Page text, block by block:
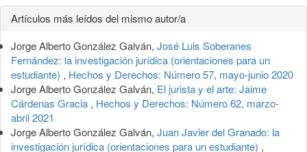
Detalles
del
artículo
Artículos más leídos del mismo autor/a
Jorge Alberto González Galván, José Luis Soberanes
Fernández: la investigación jurídica (orientaciones para un
estudiante) , Hechos y Derechos: Número 57, mayo-junio 2020
Jorge Alberto González Galván, El jurista y el arte: Jaime
Cárdenas Gracia , Hechos y Derechos: Número 62, marzo-
abril 2021
Jorge Alberto González Galván, Juan Javier del Granado: la
investigación jurídica (orientaciones para un estudiante) ,